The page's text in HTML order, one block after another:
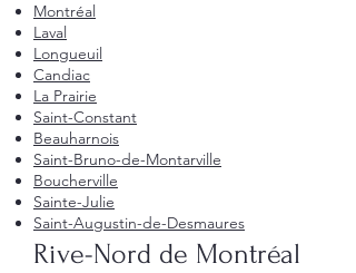
Montréal
Laval
Longueuil
Candiac
La Prairie
Saint-Constant
Beauharnois
Saint-Bruno-de-Montarville
Boucherville
Sainte-Julie
Saint-Augustin-de-Desmaures
Rive-Nord de Montréal